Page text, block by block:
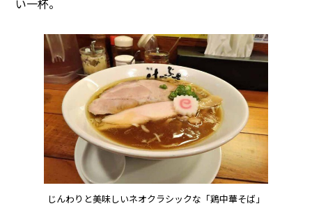
い一杯。
じんわりと美味しいネオクラシックな「鶏中華そば」